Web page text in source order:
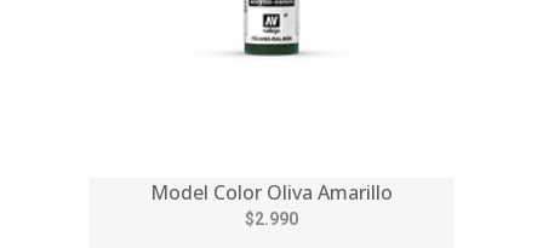
Model Color Oliva Amarillo
$2.990